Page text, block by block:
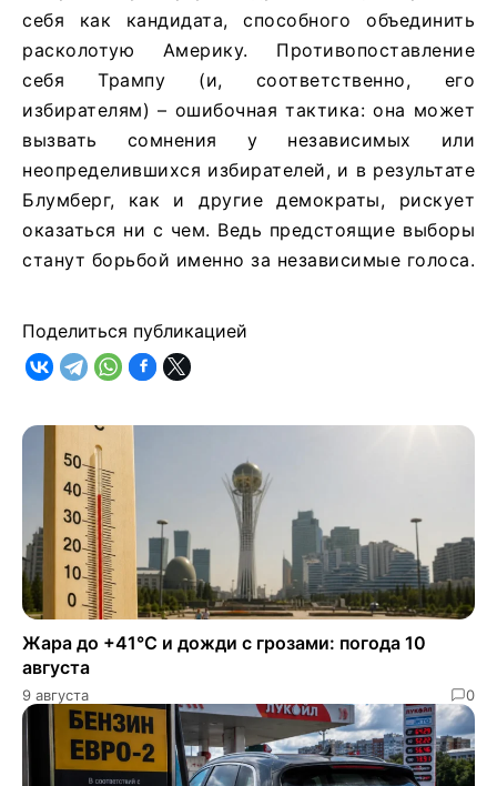
себя как кандидата, способного объединить
расколотую Америку. Противопоставление
себя Трампу (и, соответственно, его
избирателям) – ошибочная тактика: она может
вызвать сомнения у независимых или
неопределившихся избирателей, и в результате
Блумберг, как и другие демократы, рискует
оказаться ни с чем. Ведь предстоящие выборы
станут борьбой именно за независимые голоса.
Поделиться публикацией
Жара до +41°C и дожди с грозами: погода 10
августа
9 августа 0